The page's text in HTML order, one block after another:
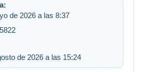
de 2026 a las 8:37
de 2026 a las 15:24